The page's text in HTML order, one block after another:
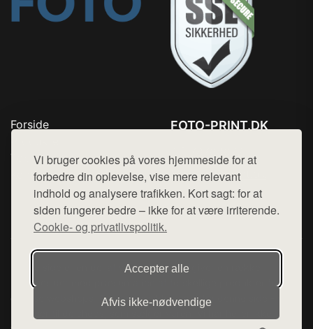
Vi bruger cookies på vores hjemmeside for at
forbedre din oplevelse, vise mere relevant
indhold og analysere trafikken. Kort sagt: for at
siden fungerer bedre – ikke for at være irriterende.
Cookie- og privatlivspolitik.
Accepter alle
Afvis ikke‑nødvendige
Forside
Top Rabatter
Kontakt
FOTO-PRINT.DK
Mail: hej@want.dk
Cookie- og privatlivspolitik
Denne side er en del af want.dk, der udgiver en række
hjemmesider med præsentation af forskellige produkter fra
diverse webshops. Der sælges ikke varer fra denne side - vi